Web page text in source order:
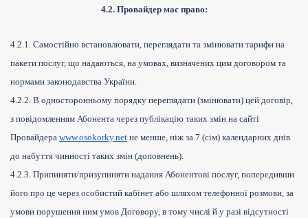
4.2. Провайдер має право:
4.2.1. Самостійно встановлювати, переглядати та змінювати тарифи на
пакети послуг, що надаються, на умовах, визначених цим договором та
нормами законодавства України.
4.2.2. В односторонньому порядку переглядати (змінювати) цей договір,
з повідомленням Абонента через публікацію таких змін на сайті
Провайдера www.osokorky.net не менше, ніж за 7 (сім) календарних днів
до набуття чинності таких змін (доповнень).
4.2.3. Припиняти/призупиняти надання Абонентові послуг, попередивши
його про це через особистий кабінет або шляхом телефонної розмови, за
умови порушення ним умов Договору, в тому числі й у разі відсутності